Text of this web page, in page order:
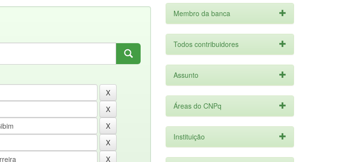
Membro da banca
Todos contribuidores
Assunto
Áreas do CNPq
Instituição